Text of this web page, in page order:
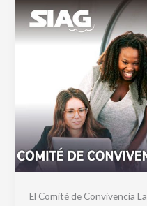
El Comité de Convivencia